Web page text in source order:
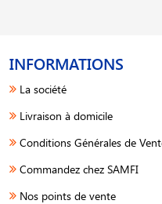
INFORMATIONS
La société
Livraison à domicile
Conditions Générales de
Commandez chez SAMFI
Nos points de vente